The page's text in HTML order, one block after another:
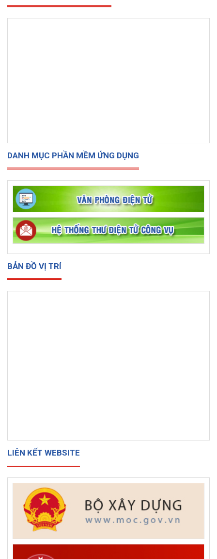
DANH MỤC PHẦN MỀM ỨNG DỤNG
BẢN ĐỒ VỊ TRÍ
LIÊN KẾT WEBSITE